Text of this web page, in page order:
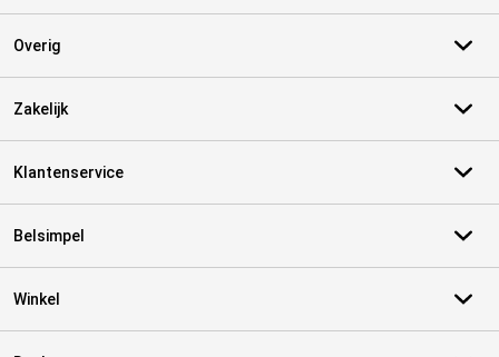
Overig
Zakelijk
Klantenservice
Belsimpel
Winkel